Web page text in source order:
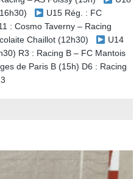
U15 Rég. : FC
: Cosmo Taverny – Racing
Chaillot (12h30)
U14
R3 : Racing B – FC Mantois
de Paris B (15h) D6 : Racing